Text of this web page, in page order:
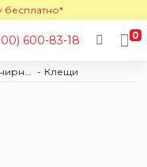
бесплатно*
600-83-18 0
Клещи